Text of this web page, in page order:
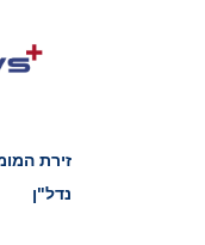
זירת
נדל"ן